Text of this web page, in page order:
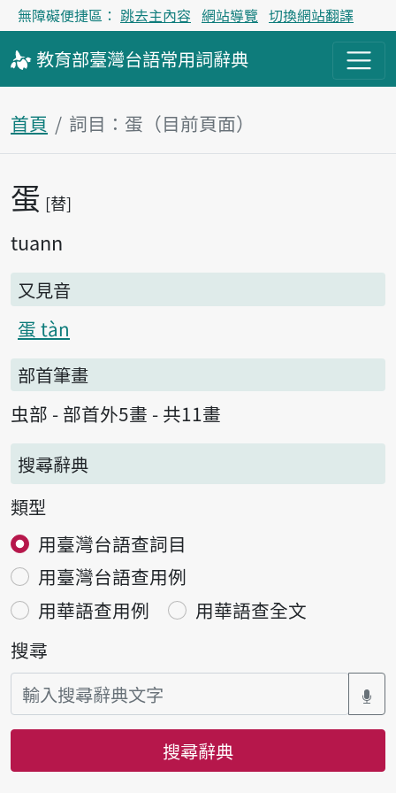
無障礙便捷區： 跳去主內容 網站導覽 切換網站翻譯
教育部臺灣台語常用詞辭典
首頁 詞目：蛋（目前頁面）
主內容區塊
蛋 替
tuann
又見音
蛋 tàn
部首筆畫
虫部 - 部首外5畫 - 共11畫
搜尋辭典
類型
用臺灣台語查詞目
用臺灣台語查用例
用華語查用例
用華語查全文
搜尋
搜尋辭典